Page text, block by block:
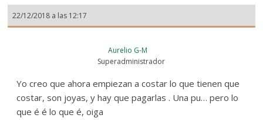
22/12/2018 a las 12:17
Aurelio G-M
Superadministrador
Yo creo que ahora empiezan a costar lo que tienen que
costar, son joyas, y hay que pagarlas . Una pu… pero lo
que é é lo que é, oiga